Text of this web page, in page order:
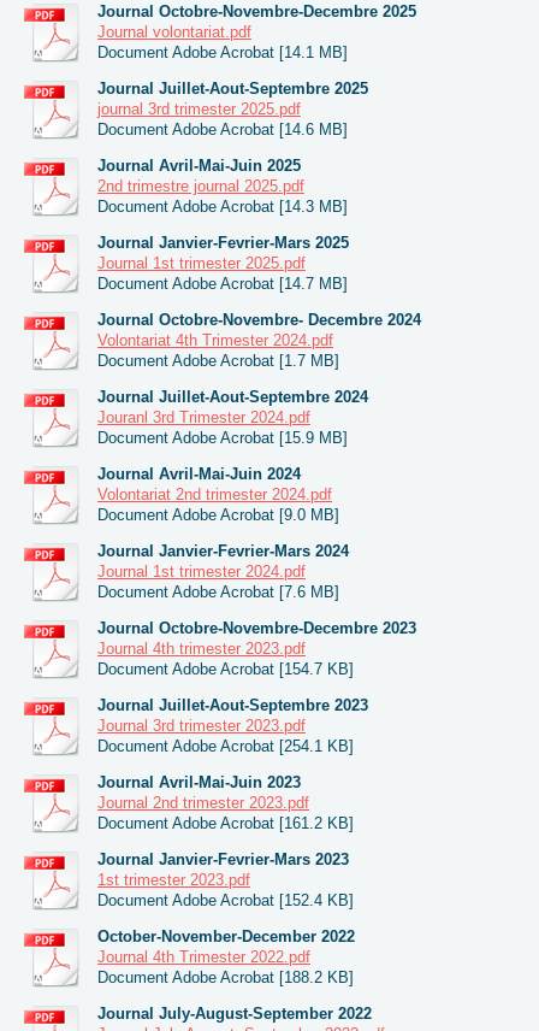
Journal Octobre-Novembre-Decembre 2025
Journal volontariat.pdf
Document Adobe Acrobat [14.1 MB]
Journal Juillet-Aout-Septembre 2025
journal 3rd trimester 2025.pdf
Document Adobe Acrobat [14.6 MB]
Journal Avril-Mai-Juin 2025
2nd trimestre journal 2025.pdf
Document Adobe Acrobat [14.3 MB]
Journal Janvier-Fevrier-Mars 2025
Journal 1st trimester 2025.pdf
Document Adobe Acrobat [14.7 MB]
Journal Octobre-Novembre- Decembre 2024
Volontariat 4th Trimester 2024.pdf
Document Adobe Acrobat [1.7 MB]
Journal Juillet-Aout-Septembre 2024
Jouranl 3rd Trimester 2024.pdf
Document Adobe Acrobat [15.9 MB]
Journal Avril-Mai-Juin 2024
Volontariat 2nd trimester 2024.pdf
Document Adobe Acrobat [9.0 MB]
Journal Janvier-Fevrier-Mars 2024
Journal 1st trimester 2024.pdf
Document Adobe Acrobat [7.6 MB]
Journal Octobre-Novembre-Decembre 2023
Journal 4th trimester 2023.pdf
Document Adobe Acrobat [154.7 KB]
Journal Juillet-Aout-Septembre 2023
Journal 3rd trimester 2023.pdf
Document Adobe Acrobat [254.1 KB]
Journal Avril-Mai-Juin 2023
Journal 2nd trimester 2023.pdf
Document Adobe Acrobat [161.2 KB]
Journal Janvier-Fevrier-Mars 2023
1st trimester 2023.pdf
Document Adobe Acrobat [152.4 KB]
October-November-December 2022
Journal 4th Trimester 2022.pdf
Document Adobe Acrobat [188.2 KB]
Journal July-August-September 2022